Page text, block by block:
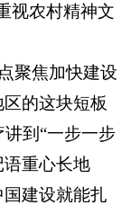
视农村精神文
聚焦加快建设
的这块短板
到“一步一步
重心长地
建设就能扎